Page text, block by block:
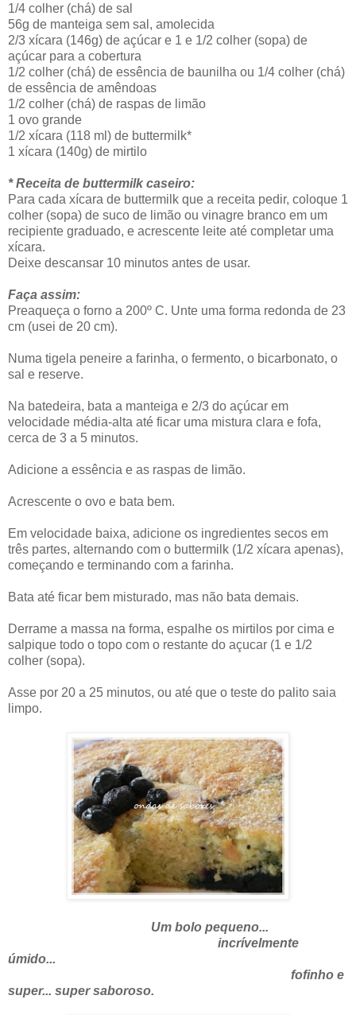
1/4 colher (chá) de sal
56g de manteiga sem sal, amolecida
2/3 xícara (146g) de açúcar e 1 e 1/2 colher (sopa) de
açúcar para a cobertura
1/2 colher (chá) de essência de baunilha ou 1/4 colher (chá)
de essência de amêndoas
1/2 colher (chá) de raspas de limão
1 ovo grande
1/2 xícara (118 ml) de buttermilk*
1 xícara (140g) de mirtilo
* Receita de buttermilk caseiro:
Para cada xícara de buttermilk que a receita pedir, coloque 1
colher (sopa) de suco de limão ou vinagre branco em um
recipiente graduado, e acrescente leite até completar uma
xícara.
Deixe descansar 10 minutos antes de usar.
Faça assim:
Preaqueça o forno a 200º C. Unte uma forma redonda de 23
cm (usei de 20 cm).
Numa tigela peneire a farinha, o fermento, o bicarbonato, o
sal e reserve.
Na batedeira, bata a manteiga e 2/3 do açúcar em
velocidade média-alta até ficar uma mistura clara e fofa,
cerca de 3 a 5 minutos.
Adicione a essência e as raspas de limão.
Acrescente o ovo e bata bem.
Em velocidade baixa, adicione os ingredientes secos em
três partes, alternando com o buttermilk (1/2 xícara apenas),
começando e terminando com a farinha.
Bata até ficar bem misturado, mas não bata demais.
Derrame a massa na forma, espalhe os mirtilos por cima e
salpique todo o topo com o restante do açucar (1 e 1/2
colher (sopa).
Asse por 20 a 25 minutos, ou até que o teste do palito saia
limpo.
Um bolo pequeno...
incrívelmente
úmido...
fofinho e
super... super saboroso.